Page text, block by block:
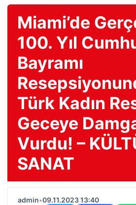
Miami’de
100. Yıl
Bayramı
Türk Kadın
Geceye
Vurdu! –
SANAT
admin•09.11.2023 13:40